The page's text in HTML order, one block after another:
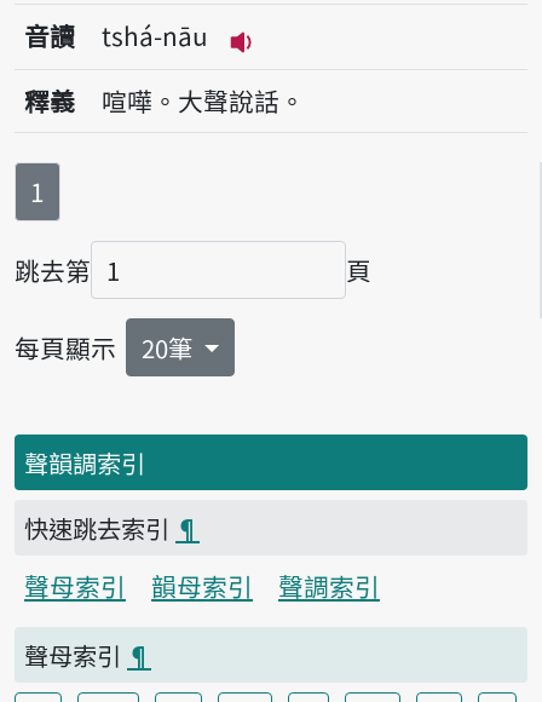
音讀
tshá-nāu
播放音讀tshá-nāu
釋義 喧嘩。大聲說話。
第
1
跳去第
頁碼
頁
每頁顯示 20筆
聲韻調索引
快速跳去索引 ¶
聲母索引
韻母索引
聲調索引
聲母索引 ¶